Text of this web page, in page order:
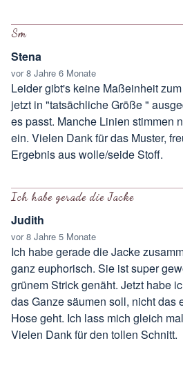
Sm
Stena
vor 8 Jahre 6 Monate
Leider gibt's keine Maßeinheit
jetzt in "tatsächliche Größe "
es passt. Manche Linien stimmen
ein. Vielen Dank für das Muster,
Ergebnis aus wolle/seide Stoff.
Ich habe gerade die Jacke
Judith
vor 8 Jahre 5 Monate
Ich habe gerade die Jacke
ganz euphorisch. Sie ist super
grünem Strick genäht. Jetzt habe
das Ganze säumen soll, nicht das
Hose geht. Ich lass mich gleich
Vielen Dank für den tollen Schnitt.